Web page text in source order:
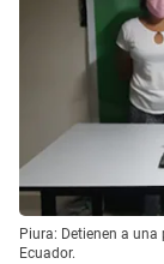
Piura: Detienen a
Ecuador.